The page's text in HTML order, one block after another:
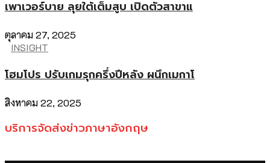
เพาเวอร์บาย ลุยใต้เต็มสูบ เปิดตัวสาขาแ
ตุลาคม 27, 2025
INSIGHT
โฮมโปร ปรับเกมรุกครึ่งปีหลัง ผนึกเมกาโ
สิงหาคม 22, 2025
บริการจัดส่งข่าวภาษาอังกฤษ